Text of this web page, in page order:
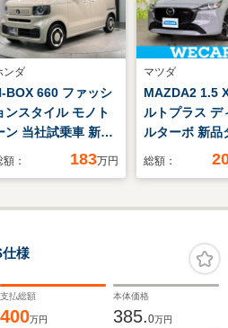
ンダ
BOX 660 ファッシ
ンスタイル モノト
ン 当社試乗車 新車
保証継承 禁煙 コンフ
動スライドドア 純
リアカメラ
ライト シートヒータ
ー
額： 183万円
マツダ
MAZDA2 1.5
ルトプラス デ
ルターボ 新品
純正 SDナビ/
全方位モニタ
ム/シート ハ
ー/ヘッドラ
総額：
様
支払総額
400万円
本体価格
385.0万円